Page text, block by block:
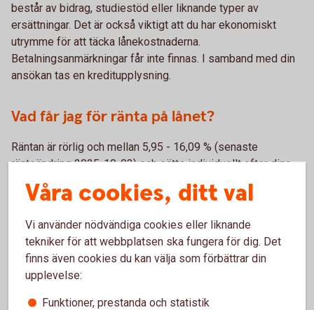
består av bidrag, studiestöd eller liknande typer av
ersättningar. Det är också viktigt att du har ekonomiskt
utrymme för att täcka lånekostnaderna.
Betalningsanmärkningar får inte finnas. I samband med din
ansökan tas en kreditupplysning.
Vad får jag för ränta på lånet?
Räntan är rörlig och mellan 5,95 - 16,09 % (senaste
ränteändring 2025-10-03) och sätts individuellt efter dina
ekonomiska förutsättningar.
När får jag mina pengar?
Om du har ansökt online och din ansökan har blivit godkänd,
kommer pengarna att sättas in direkt på ditt konto under
vardagar före kl. 18:00.
Våra cookies, ditt val
Vi använder nödvändiga cookies eller liknande
tekniker för att webbplatsen ska fungera för dig. Det
finns även cookies du kan välja som förbättrar din
upplevelse:
Funktioner, prestanda och statistik